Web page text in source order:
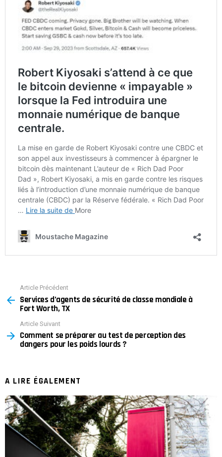
more
Article Précédent
Services d’agents de sécurité de classe mondiale à
Fort Worth, TX
Article Suivant
Comment se préparer au test de perception des
dangers pour les poids lourds ?
A LIRE ÉGALEMENT